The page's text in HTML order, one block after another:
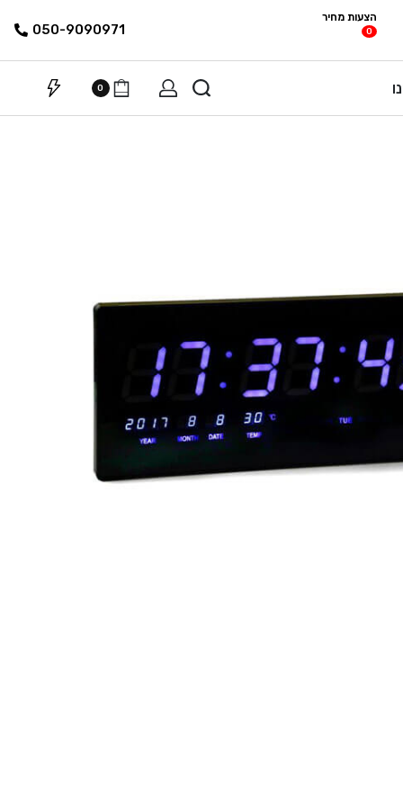
הצעות מחיר
0 פריטים 050-9090971
0